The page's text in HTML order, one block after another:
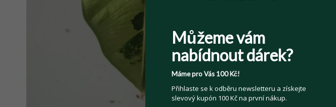
Můžeme vám
nabídnout dárek?
Máme pro Vás 100 Kč!
Přihlaste se k odběru newsletteru a získejte
slevový kupón 100 Kč na první nákup.